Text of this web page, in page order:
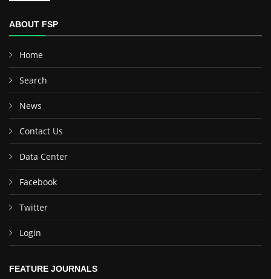
ABOUT FSP
Home
Search
News
Contact Us
Data Center
Facebook
Twitter
Login
FEATURE JOURNALS